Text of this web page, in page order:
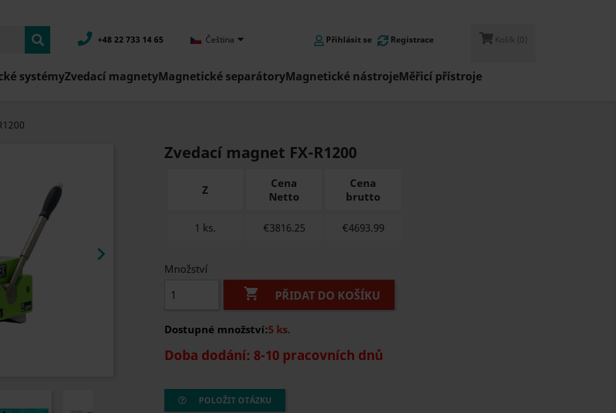
+48 22 733 14 65 Čeština Přihlásit se Registrace Košík (0)
systémyZvedací magnetyMagnetické separátoryMagnetické nástrojeMěřicí přístroje

Zvedací magnet FX-R1200
Z
Cena
Netto
Cena
brutto
1 ks. €3816.25 €4693.99
Množství
 PŘIDAT DO KOŠÍKU
Dostupné množství:5 ks.
Doba dodání: 8-10 pracovních dnů
POLOŽIT OTÁZKU